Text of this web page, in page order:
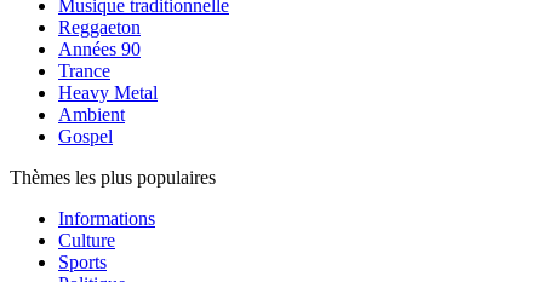
Musique traditionnelle
Reggaeton
Années 90
Trance
Heavy Metal
Ambient
Gospel
Thèmes les plus populaires
Informations
Culture
Sports